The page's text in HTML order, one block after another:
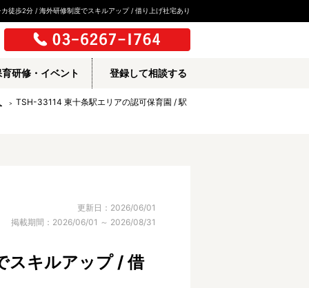
徒歩2分 / 海外研修制度でスキルアップ / 借り上げ社宅あり
育研修・イベント 登録して相談する
TSH-33114 東十条駅エリアの認可保育園 / 駅
更新日：2026/06/01
掲載期間：2026/06/01 ～ 2026/08/31
スキルアップ / 借